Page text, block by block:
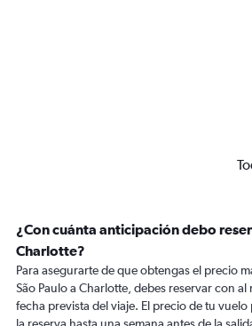
¿Con cuánta anticipación debo
Charlotte?
Para asegurarte de que obtengas el precio
São Paulo a Charlotte, debes reservar con
fecha prevista del viaje. El precio de tu